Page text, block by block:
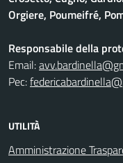
Orgiere, Poumeifré,
Responsabile della
Email:
Pec:
UTILITÀ
Amministrazione